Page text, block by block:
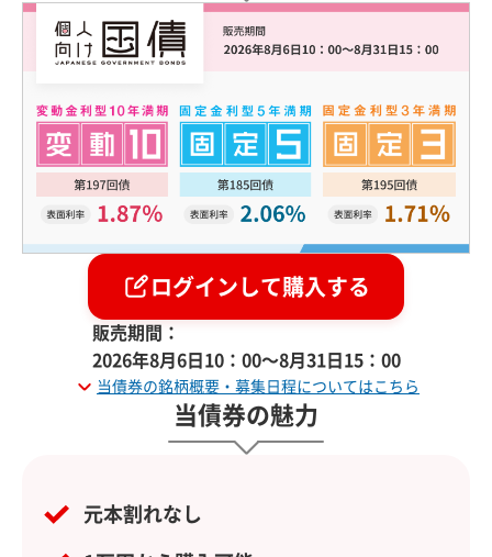
ログインして購入する
販売期間：
2026年8月6日10：00～8月31日15：00
当債券の銘柄概要・募集日程についてはこちら
当債券の魅力
元本割れなし